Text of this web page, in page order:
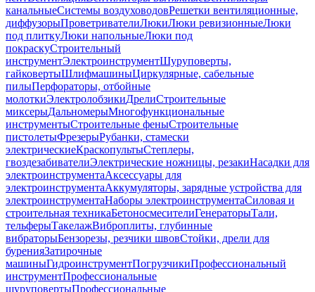
канальныеСистемы воздуховодовРешетки вентиляционные,
диффузорыПроветривателиЛюкиЛюки ревизионныеЛюки
под плиткуЛюки напольныеЛюки под
покраскуСтроительный
инструментЭлектроинструментШуруповерты,
гайковертыШлифмашиныЦиркулярные, сабельные
пилыПерфораторы, отбойные
молоткиЭлектролобзикиДрелиСтроительные
миксерыДальномерыМногофункциональные
инструментыСтроительные феныСтроительные
пистолетыФрезерыРубанки, стамески
электрическиеКраскопультыСтеплеры,
гвоздезабивателиЭлектрические ножницы, резакиНасадки для
электроинструментаАксессуары для
электроинструментаАккумуляторы, зарядные устройства для
электроинструментаНаборы электроинструментаСиловая и
строительная техникаБетоносмесителиГенераторыТали,
тельферыТакелажВиброплиты, глубинные
вибраторыБензорезы, резчики швовСтойки, дрели для
буренияЗатирочные
машиныГидроинструментПогрузчикиПрофессиональный
инструментПрофессиональные
шуруповертыПрофессиональные